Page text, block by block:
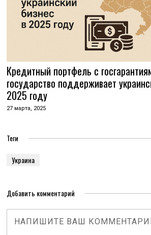
Кредитный портфель с
государство поддерживает
2025 году
27 марта, 2025
Теги
Украина
Добавить комментарий